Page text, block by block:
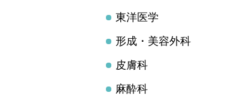
東洋医学
形成・美容外科
皮膚科
麻酔科